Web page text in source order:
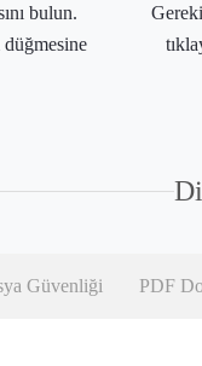
bulun.
düğmesine
Güvenliği PDF